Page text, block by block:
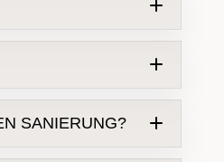
Belastung
SANIERUNG?